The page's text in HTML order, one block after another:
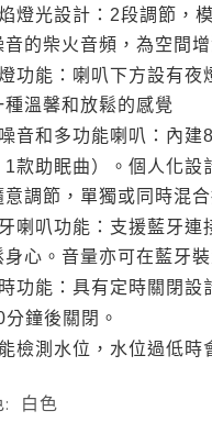
燈光設計： 2段調節，
音的柴火音頻，為空間
功能：喇叭下方設有夜
種溫馨和放鬆的感覺
音和多功能喇叭：內建8
1款助眠曲）。個人化設
意調節，單獨或同時混
喇叭功能：支援藍牙連
身心。音量亦可在藍牙
功能：具有定時關閉設
分鐘後關閉。
檢測水位，水位過低時
:
白色